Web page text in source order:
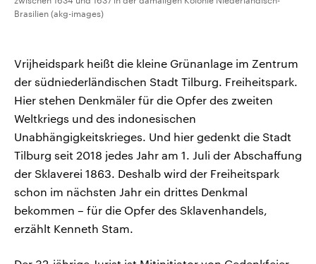
Brasilien (akg-images)
Vrijheidspark heißt die kleine Grünanlage im Zentrum
der südniederländischen Stadt Tilburg. Freiheitspark.
Hier stehen Denkmäler für die Opfer des zweiten
Weltkriegs und des indonesischen
Unabhängigkeitskrieges. Und hier gedenkt die Stadt
Tilburg seit 2018 jedes Jahr am 1. Juli der Abschaffung
der Sklaverei 1863. Deshalb wird der Freiheitspark
schon im nächsten Jahr ein drittes Denkmal
bekommen – für die Opfer des Sklavenhandels,
erzählt Kenneth Stam.